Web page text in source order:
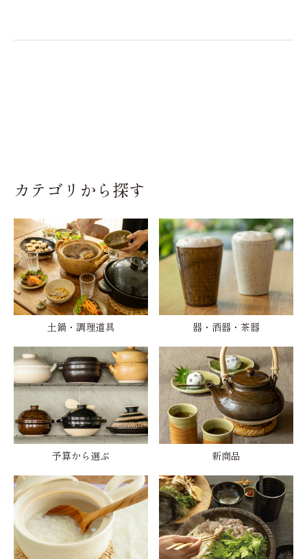
カテゴリから探す
土鍋・調理道具 器・酒器・茶器
予算から選ぶ 新商品